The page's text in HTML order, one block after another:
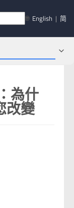
🌐 English | 简
為什
改變